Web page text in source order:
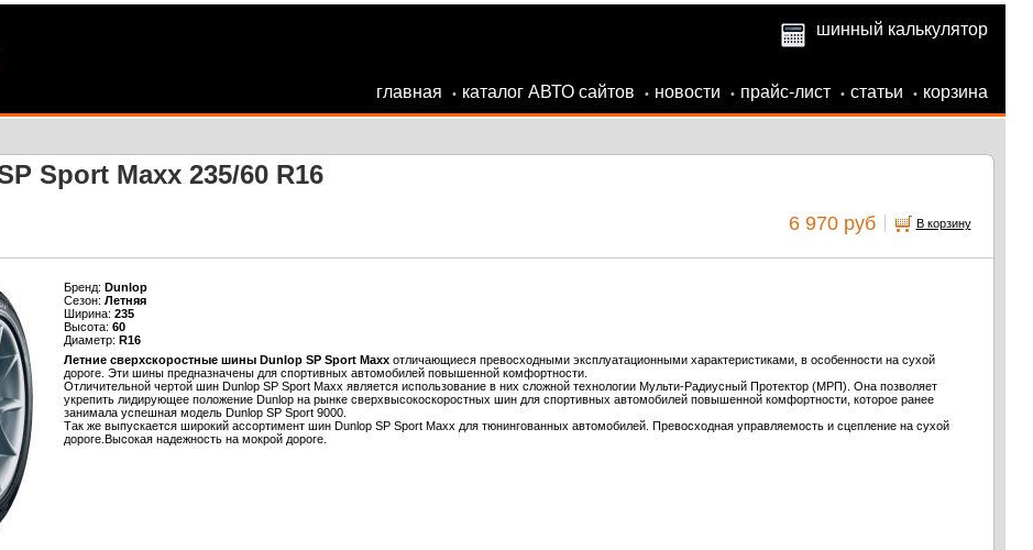
шинный калькулятор
главная • каталог АВТО сайтов • новости • прайс-лист • статьи • корзина
Sport Maxx 235/60 R16
6 970 руб В корзину
Бренд: Dunlop
Сезон: Летняя
Ширина: 235
Высота: 60
Диаметр: R16
Летние сверхскоростные шины Dunlop SP Sport Maxxотличающиеся превосходными эксплуатационными характеристиками, в особенности на сухой
дороге. Эти шины предназначены для спортивных автомобилей повышенной комфортности.
Отличительной чертой шин Dunlop SP Sport Maxx является использование в них сложной технологии Мульти-Радиусный Протектор (МРП). Она позволяет
укрепить лидирующее положение Dunlop на рынке сверхвысокоскоростных шин для спортивных автомобилей повышенной комфортности, которое ранее
занимала успешная модель Dunlop SP Sport 9000.
Так же выпускается широкий ассортимент шин Dunlop SP Sport Maxx для тюнингованных автомобилей. Превосходная управляемость и сцепление на сухой
дороге.Высокая надежность на мокрой дороге.